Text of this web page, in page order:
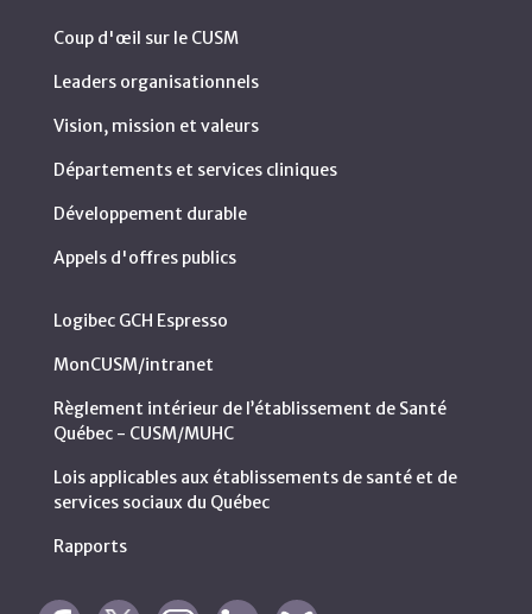
Coup d'œil sur le CUSM
Leaders organisationnels
Vision, mission et valeurs
Départements et services cliniques
Développement durable
Appels d'offres publics
Logibec GCH Espresso
MonCUSM/intranet
Règlement intérieur de l’établissement de Santé
Québec - CUSM/MUHC
Lois applicables aux établissements de santé et de
services sociaux du Québec
Rapports